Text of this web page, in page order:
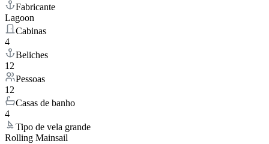
Fabricante
Lagoon
Cabinas
4
Beliches
12
Pessoas
12
Casas de banho
4
Tipo de vela grande
Rolling Mainsail